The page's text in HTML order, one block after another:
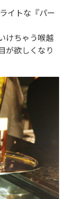
イトな『パー
けちゃう喉越
が欲しくなり